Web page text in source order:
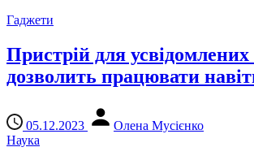
Гаджети
Пристрій для усвідомлених
дозволить працювати
05.12.2023
Олена Мусієнко
Наука